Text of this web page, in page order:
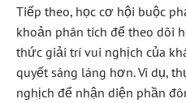
Tiếp theo, học cơ hội buộc
khoản phân tích để theo dõi
thức giải trí vui nghịch của
quyết sáng láng hơn. Ví dụ,
nghịch để nhận diện phần